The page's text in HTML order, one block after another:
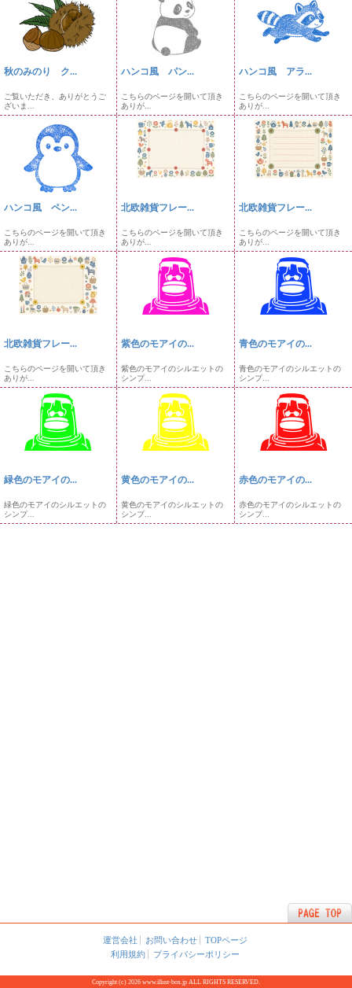
秋のみのり ク...
ご覧いただき、ありがとうご
ざいま...
ハンコ風 パン...
こちらのページを開いて頂き
ありが...
ハンコ風 アラ...
こちらのページを開いて頂き
ありが...
ハンコ風 ペン...
こちらのページを開いて頂き
ありが...
北欧雑貨フレー...
こちらのページを開いて頂き
ありが...
北欧雑貨フレー...
こちらのページを開いて頂き
ありが...
北欧雑貨フレー...
こちらのページを開いて頂き
ありが...
紫色のモアイの...
紫色のモアイのシルエットの
シンプ...
青色のモアイの...
青色のモアイのシルエットの
シンプ...
緑色のモアイの...
緑色のモアイのシルエットの
シンプ...
黄色のモアイの...
黄色のモアイのシルエットの
シンプ...
赤色のモアイの...
赤色のモアイのシルエットの
シンプ...
運営会社 お問い合わせ
TOPページ
利用規約
プライバシーポリシー
Copyright (c) 2026 www.illust-box.jp ALL RIGHTS RESERVED.